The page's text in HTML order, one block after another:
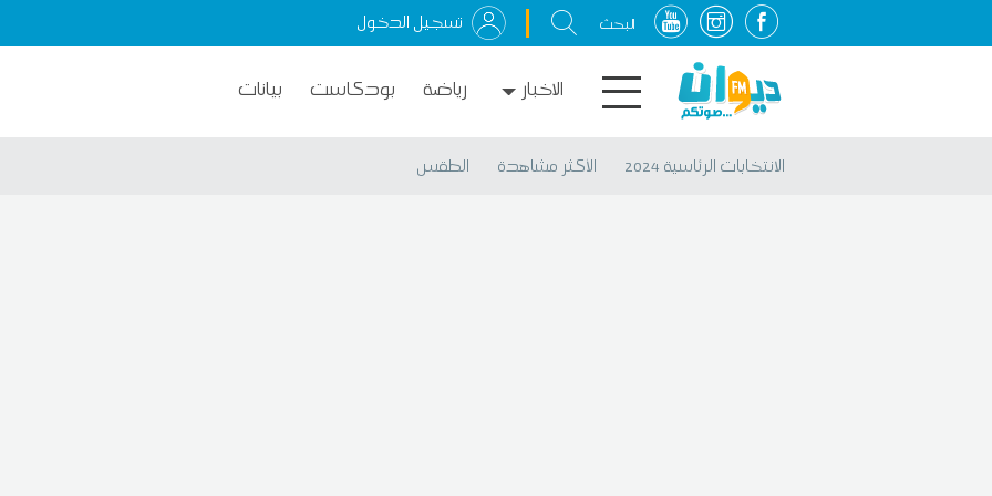
تسجيل الدخول
الاخبار رياضة بودكاست بيانات
الانتخابات الرئاسية 2024 الأكثر مشاهدة الطقس